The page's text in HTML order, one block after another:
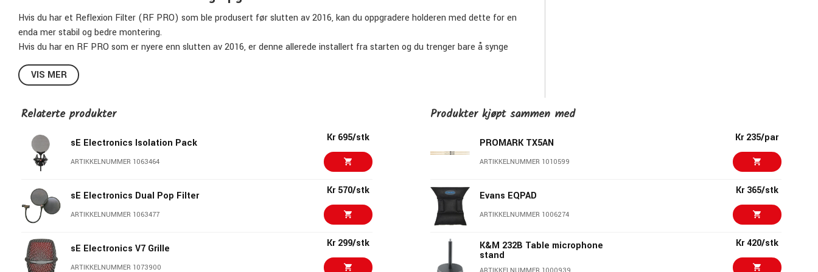
Hvis du har et Reflexion Filter (RF PRO) som ble produsert før slutten av 2016, kan du oppgradere holderen med dette for en
enda mer stabil og bedre montering.
Hvis du har en RF PRO som er nyere enn slutten av 2016, er denne allerede installert fra starten og du trenger bare å synge
videre.
Spesifikasjoner:
Farge: Børstet stål
: Metall
Gjengeadapter inkludert
Oppgraderingssett for Reflexion Filter RF PRO eldre enn 2016
Denne holderen er original på RF PRO nyere enn slutten av 2016
SE Electronics ble grunnlagt i 2000 av Siwei Zou og har raskt vokst til en internasjonalt respektert produsent av mikrofoner og
tilbehør. I motsetning til mange andre produsenter i bransjen, er sE Electronics fortsatt familieeid og administrert av en gruppe
VIS MER
Relaterte produkter
sE Electronics Isolation Pack
ARTIKKELNUMMER 1063464
Kr 695/stk
sE Electronics Dual Pop Filter
ARTIKKELNUMMER 1063477
Kr 570/stk
sE Electronics V7 Grille
ARTIKKELNUMMER 1073900
Kr 299/stk
Produkter kjøpt sammen med
PROMARK TX5AN
ARTIKKELNUMMER 1010599
Kr 235/par
Evans EQPAD
ARTIKKELNUMMER 1006274
Kr 365/stk
K&M 232B Table microphone
stand
Kr 420/stk